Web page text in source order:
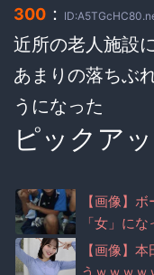
300 ：
近所の老人施設
あまりの落ちぶ
うになった
ピックア
【画像】
「女」に
ｗｗｗｗｗ
【画像】